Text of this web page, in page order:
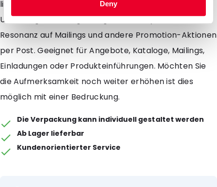
Deny
lieferbar: silber, gold und perlmutt Der glänzende
Umschlag ist extra gefertigt für eine optimale
Resonanz auf Mailings und andere Promotion-Aktionen
per Post. Geeignet für Angebote, Kataloge, Mailings,
Einladungen oder Produkteinführungen. Möchten Sie
die Aufmerksamkeit noch weiter erhöhen ist dies
möglich mit einer Bedruckung.
Die Verpackung kann individuell gestaltet werden
Ab Lager lieferbar
Kundenorientierter Service